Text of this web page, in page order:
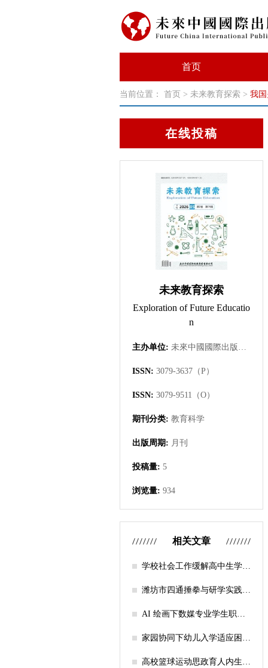
首页
当前位置： 首页 > 未来教育探索 > 我
在线投稿
未来教育探索
Exploration of Future Educatio
n
主办单位: 未來中國國際出版集團有限公司
ISSN: 3079-3637（P）
ISSN: 3079-9511（O）
期刊分类: 教育科学
出版周期: 月刊
投稿量: 5
浏览量: 934
相关文章
学校社会工作缓解高中生学习
课堂”为介入载体
潍坊市四通捶拳与研学实践教
AI 绘画下数媒专业学生职业
家园协同下幼儿入学适应困难
高校篮球运动思政育人内生逻